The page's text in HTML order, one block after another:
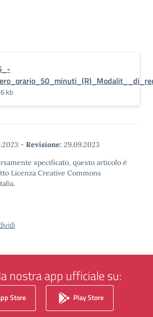
kb
- Revisione: 29.09.2023
specificato, questo articolo è
Licenza Creative Commons
nostra app ufficiale su:
Store Play Store